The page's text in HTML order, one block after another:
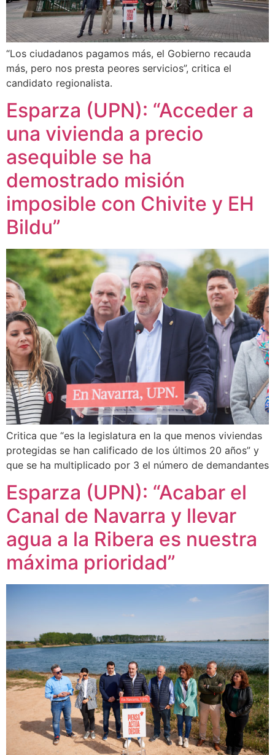
“Los ciudadanos pagamos más, el Gobierno recauda
más, pero nos presta peores servicios”, critica el
candidato regionalista.
Esparza (UPN): “Acceder a
una vivienda a precio
asequible se ha
demostrado misión
imposible con Chivite y EH
Bildu”
Critica que “es la legislatura en la que menos viviendas
protegidas se han calificado de los últimos 20 años” y
que se ha multiplicado por 3 el número de demandantes
Esparza (UPN): “Acabar el
Canal de Navarra y llevar
agua a la Ribera es nuestra
máxima prioridad”